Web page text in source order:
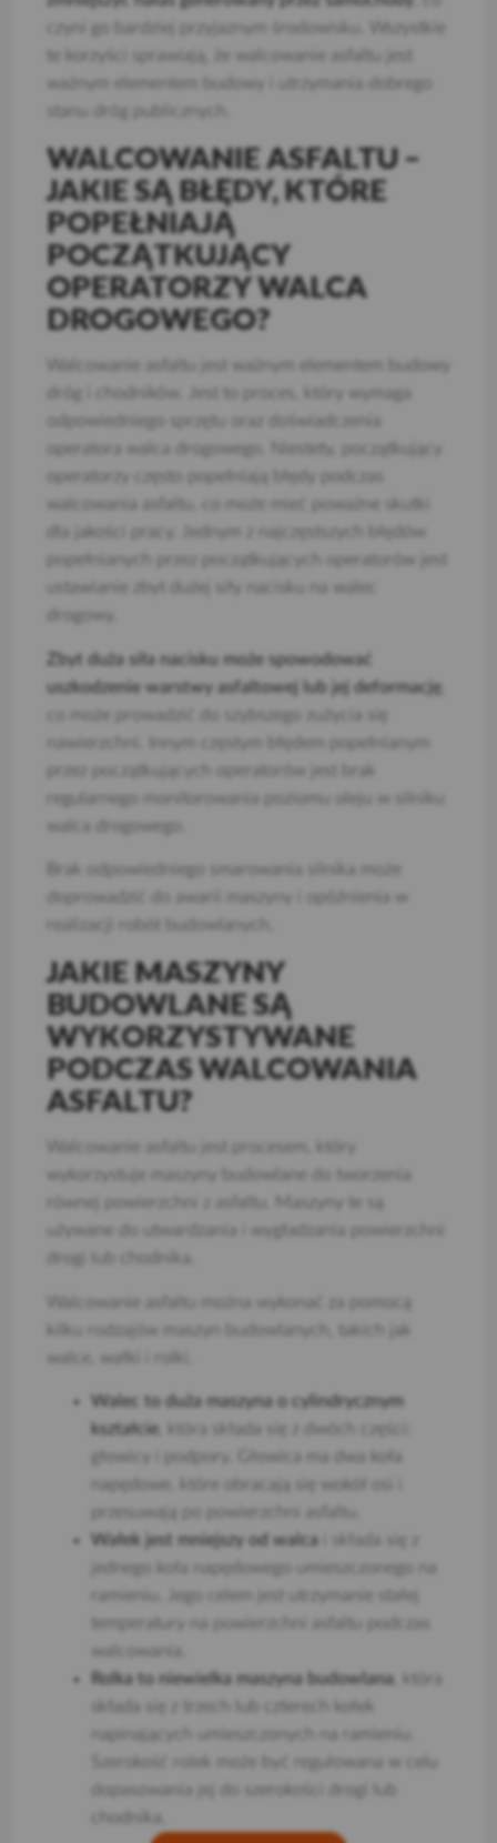
czyni go bardziej przyjaznym środowisku. Wszystkie
te korzyści sprawiają, że walcowanie asfaltu jest
ważnym elementem budowy i utrzymania dobrego
WALCOWANIE ASFALTU –
JAKIE SĄ BŁĘDY, KTÓRE
POPEŁNIAJĄ
POCZĄTKUJĄCY
OPERATORZY WALCA
DROGOWEGO?
Walcowanie asfaltu jest ważnym elementem budowy
dróg i chodników. Jest to proces, który wymaga
odpowiedniego sprzętu oraz doświadczenia
operatora walca drogowego. Niestety, początkujący
walcowania asfaltu, co może mieć poważne skutki
dla jakości pracy. Jednym z najczęstszych błędów
popełnianych przez początkujących operatorów jest
ustawianie zbyt dużej siły nacisku na walec
drogowy.
Zbyt duża siła nacisku może spowodować
uszkodzenie warstwy asfaltowej lub jej deformację
co może prowadzić do szybszego zużycia się
nawierzchni. Innym częstym błędem popełnianym
przez początkujących operatorów jest brak
regularnego monitorowania poziomu oleju w silniku
walca drogowego.
Brak odpowiedniego smarowania silnika może
doprowadzić do awarii maszyny i opóźnienia w
realizacji robót budowlanych.
JAKIE MASZYNY
BUDOWLANE SĄ
WYKORZYSTYWANE
PODCZAS WALCOWANIA
ASFALTU?
Walcowanie asfaltu jest procesem, który
wykorzystuje maszyny budowlane do tworzenia
równej powierzchni z asfaltu. Maszyny te są
używane do utwardzania i wygładzania powierzchni
Walcowanie asfaltu można wykonać za pomocą
kilku rodzajów maszyn budowlanych, takich jak
walce, wałki i rolki.
Walec to duża maszyna o cylindrycznym
kształcie , która składa się z dwóch części:
głowicy i podpory. Głowica ma dwa koła
napędowe, które obracają się wokół osi i
przesuwają po powierzchni asfaltu.
Wałek jest mniejszy od walca i składa się z
jednego koła napędowego umieszczonego na
temperatury na powierzchni asfaltu podczas
walcowania.
Rolka to niewielka maszyna budowlana
składa się z trzech lub czterech kołek
napinających umieszczonych na ramieniu.
Szerokość rolek może być regulowana w celu
dopasowania jej do szerokości drogi lub